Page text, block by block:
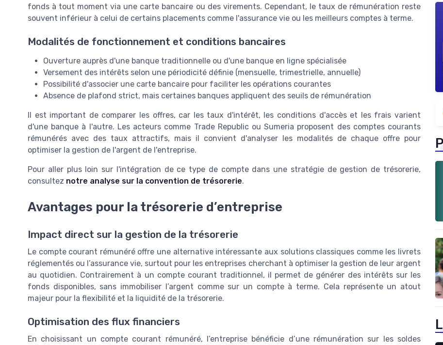
fonds à tout moment via une carte bancaire ou des virements. Cependant, le taux de rémunération reste
souvent inférieur à celui de certains placements comme l'assurance vie ou les meilleurs comptes à terme.
Modalités de fonctionnement et conditions bancaires
Ouverture auprès d'une banque traditionnelle ou d'une banque en ligne spécialisée
Versement des intérêts selon une périodicité définie (mensuelle, trimestrielle, annuelle)
Possibilité d'associer une carte bancaire pour faciliter les opérations courantes
Absence de plafond strict, mais certaines banques appliquent des seuils de rémunération
Il est important de comparer les offres, car les taux d'intérêt, les conditions d'accès et les frais varient
d'une banque à l'autre. Les acteurs comme Trade Republic ou Sumeria proposent des comptes courants
rémunérés avec des taux attractifs, mais il convient d'analyser les modalités de chaque offre pour
optimiser la gestion de l'argent de l'entreprise.
Pour aller plus loin sur l'intégration de ce type de compte dans une stratégie de gestion de trésorerie,
consultez notre analyse sur la convention de trésorerie.
Avantages pour la trésorerie d’entreprise
Impact direct sur la gestion de la trésorerie
Le compte courant rémunéré offre une alternative intéressante aux solutions classiques comme les livrets
réglementés ou l’assurance vie, surtout pour les entreprises cherchant à optimiser la gestion de leur argent
au quotidien. Contrairement à un compte courant traditionnel, il permet de générer des intérêts sur les
fonds disponibles, sans immobiliser l’argent comme sur un compte à terme. Cela représente un atout
majeur pour la flexibilité et la liquidité de la trésorerie.
Optimisation des flux financiers
En choisissant un compte courant rémunéré, l’entreprise bénéficie d’une rémunération sur les soldes